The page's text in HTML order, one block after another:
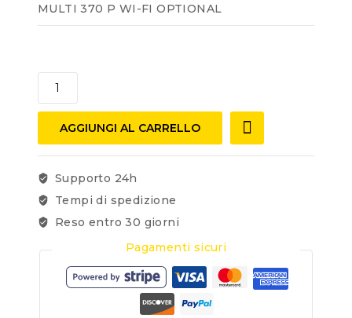
MULTI 370 P WI-FI OPTIONAL
AGGIUNGI AL CARRELLO
Supporto 24h
Tempi di spedizione
Reso entro 30 giorni
Pagamenti sicuri